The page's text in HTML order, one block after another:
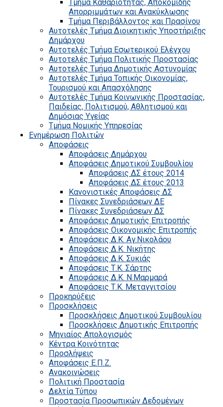
Τμήμα Καθαριότητας, Αποκομιδής
Απορριμμάτων και Ανακύκλωσης
Τμήμα Περιβάλλοντος και Πρασίνου
Αυτοτελές Τμήμα Διοικητικής Υποστήριξης
Δημάρχου
Αυτοτελές Τμήμα Εσωτερικού Ελέγχου
Αυτοτελές Τμήμα Πολιτικής Προστασίας
Αυτοτελές Τμήμα Δημοτικής Αστυνομίας
Αυτοτελές Τμήμα Τοπικής Οικονομίας,
Τουρισμού και Απασχόλησης
Αυτοτελές Τμήμα Κοινωνικής Προστασίας,
Παιδείας, Πολιτισμού, Αθλητισμού και
Δημόσιας Υγείας
Τμήμα Νομικής Υπηρεσίας
Ενημέρωση Πολιτών
Αποφάσεις
Αποφάσεις Δημάρχου
Αποφάσεις Δημοτικού Συμβουλίου
Αποφάσεις ΔΣ έτους 2014
Αποφάσεις ΔΣ έτους 2013
Κανονιστικές Αποφάσεις ΔΣ
Πίνακες Συνεδριάσεων ΔΕ
Πίνακες Συνεδριάσεων ΔΣ
Αποφάσεις Δημοτικής Επιτροπής
Αποφάσεις Οικονομικής Επιτροπής
Αποφάσεις Δ.Κ. Αγ.Νικολάου
Αποφάσεις Δ.Κ. Νικήτης
Αποφάσεις Δ.Κ. Συκιάς
Αποφάσεις Τ.Κ. Σάρτης
Αποφάσεις Δ.Κ. Ν.Μαρμαρά
Αποφάσεις Τ.Κ. Μεταγγιτσίου
Προκηρύξεις
Προσκλήσεις
Προσκλήσεις Δημοτικού Συμβουλίου
Προσκλήσεις Δημοτικής Επιτροπής
Μηνιαίος Απολογισμός
Κέντρα Κοινότητας
Προσλήψεις
Αποφάσεις Ε.Π.Ζ.
Ανακοινώσεις
Πολιτική Προστασία
Δελτία Τύπου
Προστασία Προσωπικών Δεδομένων